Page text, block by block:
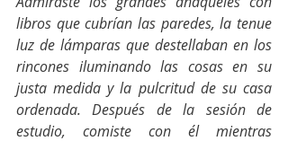
libros que cubrían las paredes, la tenue
luz de lámparas que destellaban en los
rincones iluminando las cosas en su
justa medida y la pulcritud de su casa
ordenada. Después de la sesión de
estudio, comiste con él mientras